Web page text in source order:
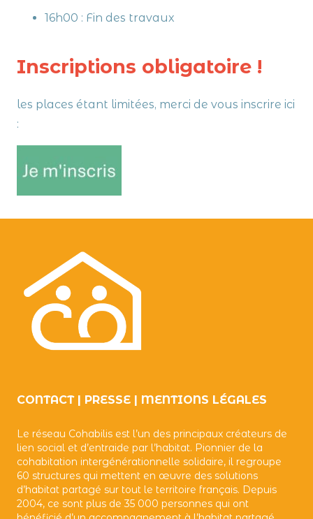
16h00 : Fin des travaux
Inscriptions obligatoire !
les places étant limitées, merci de vous inscrire ici
:
CONTACT| PRESSE | MENTIONS LÉGALES
Le réseau Cohabilis est l’un des principaux créateurs de
lien social et d’entraide par l’habitat. Pionnier de la
cohabitation intergénérationnelle solidaire, il regroupe
60 structures qui mettent en œuvre des solutions
d’habitat partagé sur tout le territoire français. Depuis
2004, ce sont plus de 35 000 personnes qui ont